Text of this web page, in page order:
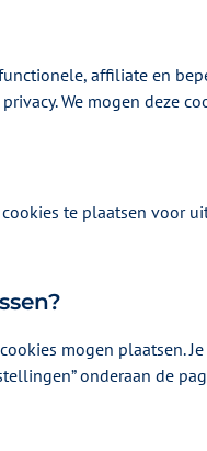
en Sport lag er in
Vandaag -
staan veel
En
affiliate en
We mogen deze
te plaatsen voor
mogen plaatsen.
onderaan de